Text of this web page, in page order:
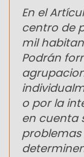
En el
centro de
mil
Podrán
o por la
en cuenta